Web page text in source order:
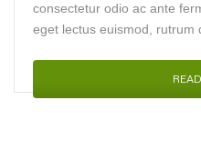
consectetur odio ac ante
eget lectus euismod, rutrum